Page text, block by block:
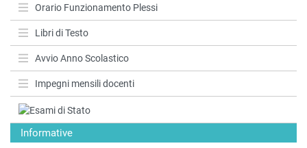
Orario Funzionamento Plessi
Libri di Testo
Avvio Anno Scolastico
Impegni mensili docenti
Informative